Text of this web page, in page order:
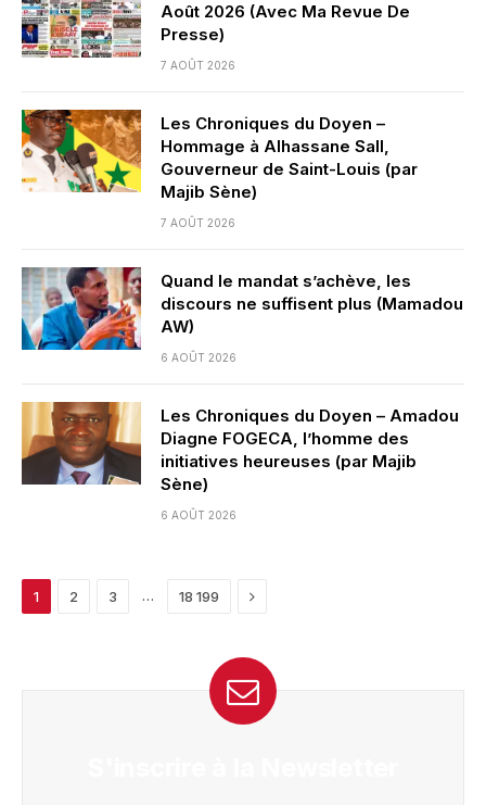
Août 2026 (Avec Ma Revue De
Presse)
7 AOÛT 2026
Les Chroniques du Doyen –
Hommage à Alhassane Sall,
Gouverneur de Saint-Louis (par
Majib Sène)
7 AOÛT 2026
Quand le mandat s’achève, les
discours ne suffisent plus (Mamadou
AW)
6 AOÛT 2026
Les Chroniques du Doyen – Amadou
Diagne FOGECA, l’homme des
initiatives heureuses (par Majib
Sène)
6 AOÛT 2026
1 2 3 … 18 199 Next